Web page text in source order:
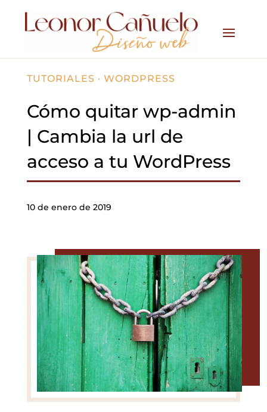
TUTORIALES · WORDPRESS
Cómo quitar wp-admin
| Cambia la url de
acceso a tu WordPress
10 de enero de 2019